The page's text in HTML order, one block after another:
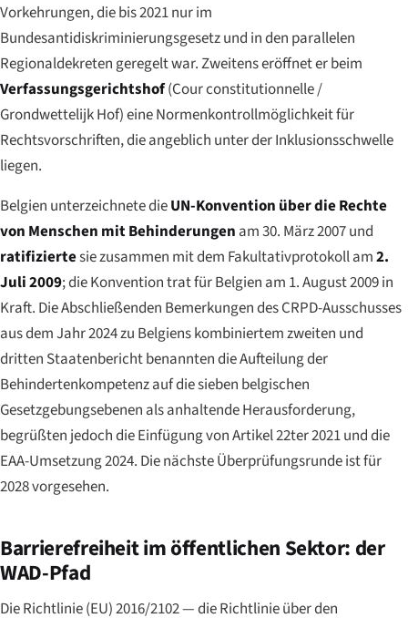
Vorkehrungen, die bis 2021 nur im
Bundesantidiskriminierungsgesetz und in den parallelen
Regionaldekreten geregelt war. Zweitens eröffnet er beim
Verfassungsgerichtshof(Cour constitutionnelle/
Grondwettelijk Hof) eine Normenkontrollmöglichkeit für
Rechtsvorschriften, die angeblich unter der Inklusionsschwelle
liegen.
Belgien unterzeichnete dieUN-Konvention über die Rechte
von Menschen mit Behinderungen am 30. März 2007 und
ratifiziertesie zusammen mit dem Fakultativprotokoll am2.
Juli 2009; die Konvention trat für Belgien am 1. August 2009 in
Kraft. Die Abschließenden Bemerkungen des CRPD-Ausschusses
aus dem Jahr 2024 zu Belgiens kombiniertem zweiten und
dritten Staatenbericht benannten die Aufteilung der
Behindertenkompetenz auf die sieben belgischen
Gesetzgebungsebenen als anhaltende Herausforderung,
begrüßten jedoch die Einfügung von Artikel 22ter 2021 und die
EAA-Umsetzung 2024. Die nächste Überprüfungsrunde ist für
2028 vorgesehen.
Barrierefreiheit im öffentlichen Sektor: der
WAD-Pfad
Die Richtlinie (EU) 2016/2102 — die Richtlinie über den